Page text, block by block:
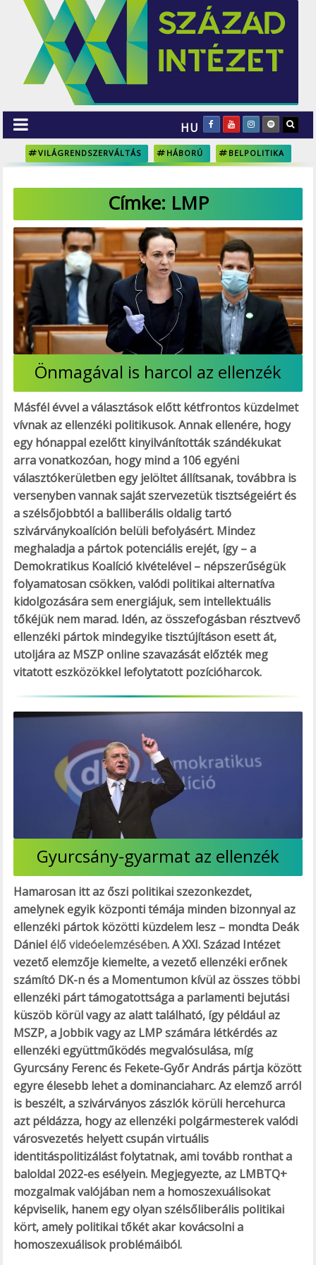
HU
VILÁGRENDSZERVÁLTÁS HÁBORÚ BELPOLITIKA
Címke: LMP
Önmagával is harcol az ellenzék
Másfél évvel a választások előtt kétfrontos küzdelmet
vívnak az ellenzéki politikusok. Annak ellenére, hogy
egy hónappal ezelőtt kinyilvánították szándékukat
arra vonatkozóan, hogy mind a 106 egyéni
választókerületben egy jelöltet állítsanak, továbbra is
versenyben vannak saját szervezetük tisztségeiért és
a szélsőjobbtól a balliberális oldalig tartó
szivárványkoalíción belüli befolyásért. Mindez
meghaladja a pártok potenciális erejét, így – a
Demokratikus Koalíció kivételével – népszerűségük
folyamatosan csökken, valódi politikai alternatíva
kidolgozására sem energiájuk, sem intellektuális
tőkéjük nem marad. Idén, az összefogásban résztvevő
ellenzéki pártok mindegyike tisztújításon esett át,
utoljára az MSZP online szavazását előzték meg
vitatott eszközökkel lefolytatott pozícióharcok.
Gyurcsány-gyarmat az ellenzék
Hamarosan itt az őszi politikai szezonkezdet,
amelynek egyik központi témája minden bizonnyal az
ellenzéki pártok közötti küzdelem lesz – mondta Deák
Dánielélő videóelemzésében. A XXI. Század Intézet
vezető elemzője kiemelte, a vezető ellenzéki erőnek
számító DK-n és a Momentumon kívül az összes többi
ellenzéki párt támogatottsága a parlamenti bejutási
küszöb körül vagy az alatt található, így például az
MSZP, a Jobbik vagy az LMP számára létkérdés az
ellenzéki együttműködés megvalósulása, míg
Gyurcsány Ferenc és Fekete-Győr András pártja között
egyre élesebb lehet a dominanciaharc. Az elemző arról
is beszélt, a szivárványos zászlók körüli hercehurca
azt példázza, hogy az ellenzéki polgármesterek valódi
városvezetés helyett csupán virtuális
identitáspolitizálást folytatnak, ami tovább ronthat a
baloldal 2022-es esélyein. Megjegyezte, az LMBTQ+
mozgalmak valójában nem a homoszexuálisokat
képviselik, hanem egy olyan szélsőliberális politikai
kört, amely politikai tőkét akar kovácsolni a
homoszexuálisok problémáiból.